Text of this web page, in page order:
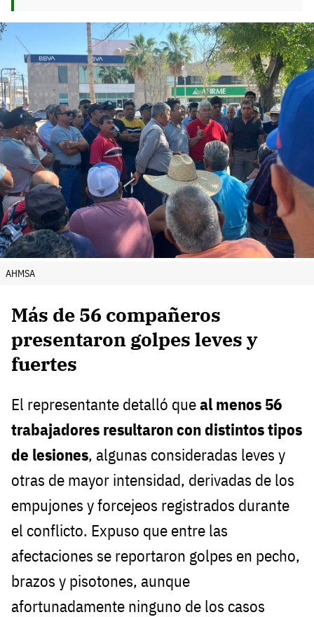
AHMSA
Más de 56 compañeros
presentaron golpes leves y
fuertes
El representante detalló queal menos 56
trabajadores resultaron con distintos tipos
de lesiones, algunas consideradas leves y
otras de mayor intensidad, derivadas de los
empujones y forcejeos registrados durante
el conflicto. Expuso que entre las
afectaciones se reportaron golpes en pecho,
brazos y pisotones, aunque
afortunadamente ninguno de los casos